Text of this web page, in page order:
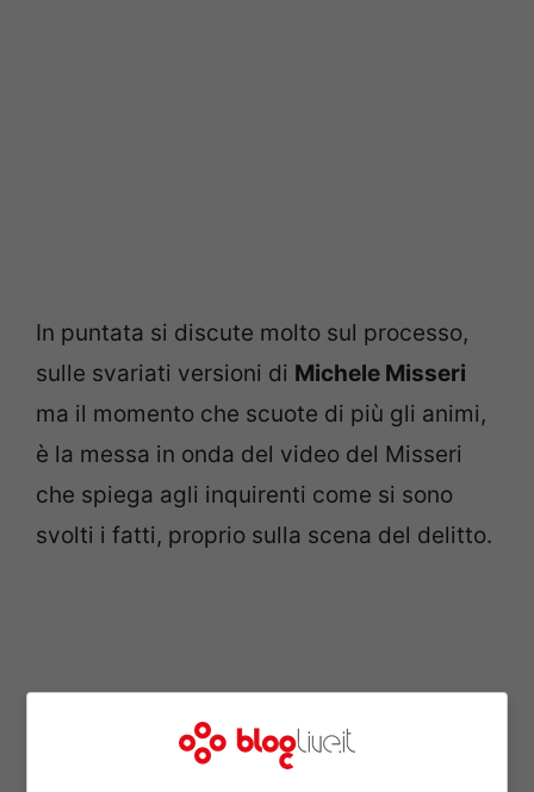
In puntata si discute molto sul processo,
sulle svariati versioni di Michele Misseri
ma il momento che scuote di più gli animi,
è la messa in onda del video del Misseri
che spiega agli inquirenti come si sono
svolti i fatti, proprio sulla scena del delitto.